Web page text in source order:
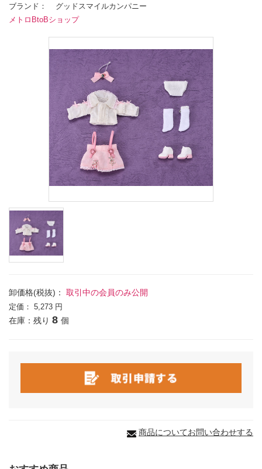
ブランド
グッドスマイルカンパニー
メトロBtoBショップ
卸価格(税抜)： 取引中の会員のみ公開
定価： 5,273 円
在庫：残り 8 個
商品についてお問い合わせする